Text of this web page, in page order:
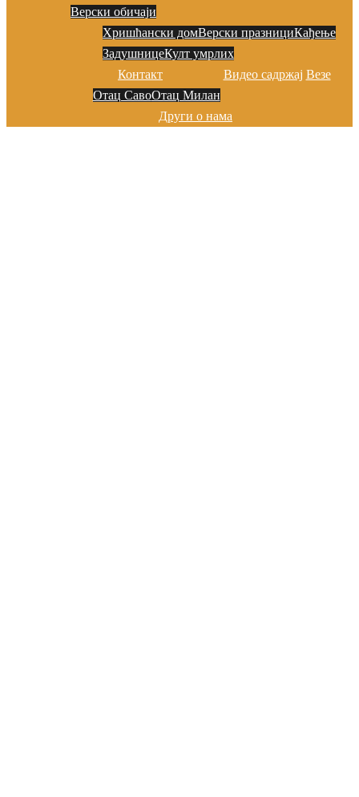
Верски обичаји
Хришћански домВерски празнициКађење
ЗадушницеКулт умрлих
Контакт
Отац СавоОтац Милан
Видео садржај Везе
Други о нама